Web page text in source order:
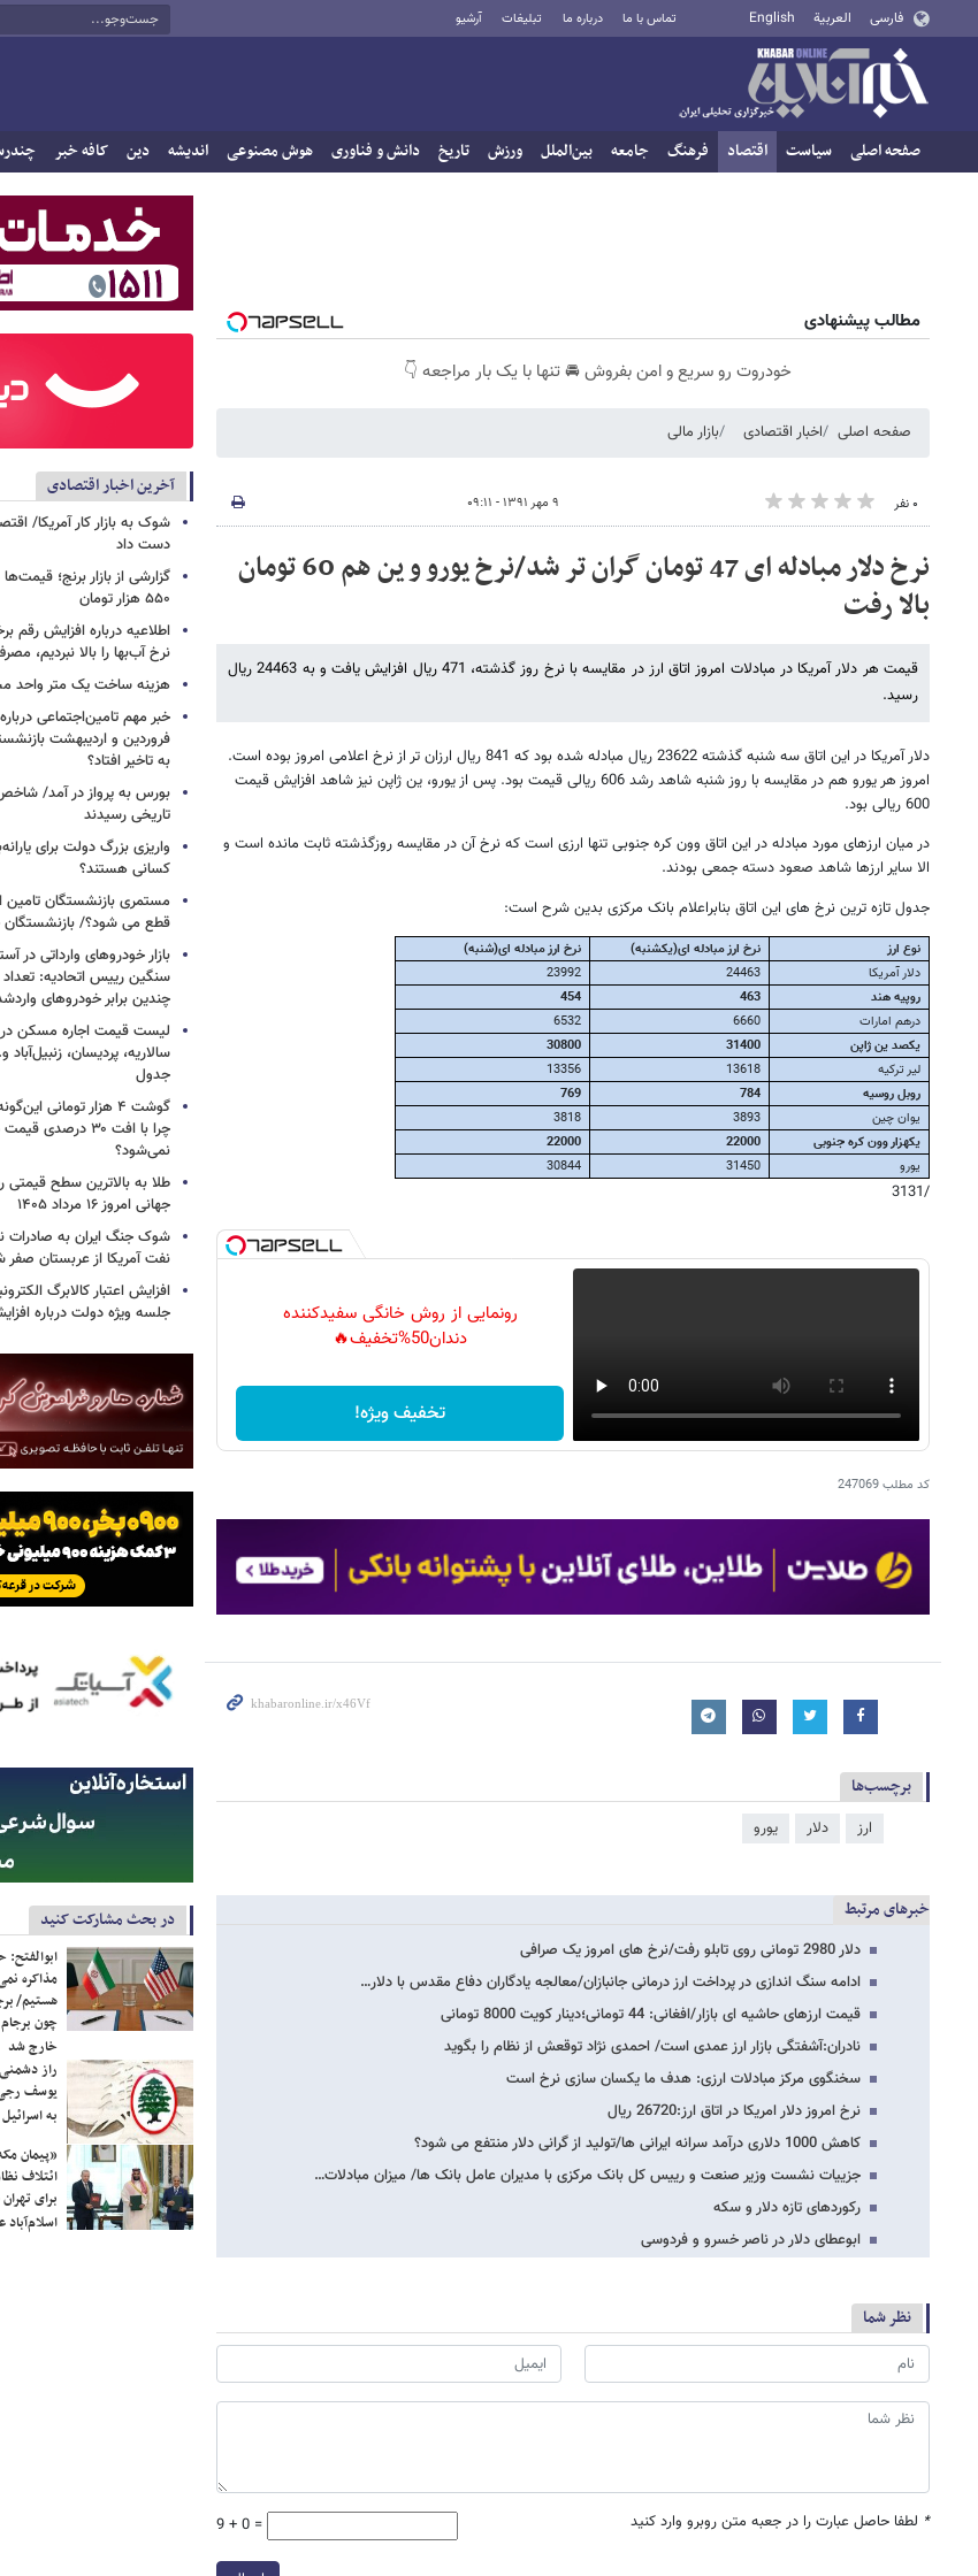
فارسی العربية English تماس با ما درباره ما تبلیغات آرشیو
صفحه اصلی سیاست اقتصاد فرهنگ جامعه بین‌الملل ورزش تاریخ دانش و فناوری هوش مصنوعی اندیشه دین کافه خبر
مطالب پیشنهادی
خودروت رو سریع و امن بفروش 🚘 تنها با یک بار مراجعه 👇
صفحه اصلی اخبار اقتصادی بازار مالی
۰ نفر ۹ مهر ۱۳۹۱ - ۰۹:۱۱
نرخ دلار مبادله ای 47 تومان گران تر شد/نرخ یورو و ین هم 60 تومان
بالا رفت
قیمت هر دلار آمریکا در مبادلات امروز اتاق ارز در مقایسه با نرخ روز گذشته، 471 ریال افزایش یافت و به 24463 ریال
رسید.
دلار آمریکا در این اتاق سه شنبه گذشته 23622 ریال مبادله شده بود که 841 ریال ارزان تر از نرخ اعلامی امروز بوده است.
امروز هر یورو هم در مقایسه با روز شنبه شاهد رشد 606 ریالی قیمت بود. پس از یورو، ین ژاپن نیز شاهد افزایش قیمت
600 ریالی بود.
در میان ارزهای مورد مبادله در این اتاق وون کره جنوبی تنها ارزی است که نرخ آن در مقایسه روزگذشته ثابت مانده است و
الا سایر ارزها شاهد صعود دسته جمعی بودند.
جدول تازه ترین نرخ های این اتاق بنابراعلام بانک مرکزی بدین شرح است:
نوع ارز نرخ ارز مبادله ای(یکشنبه)
نرخ ارز مبادله ای(شنبه)
دلار آمریکا
24463
23992
روپیه هند
463
454
درهم امارات
6660
6532
یکصد ین ژاپن
31400
30800
لیر ترکیه
13618
13356
روبل روسیه
784
769
یوان چین
3893
3818
یکهزار وون کره جنوبی
22000
22000
یورو
31450
30844
/3131
رونمایی از روش خانگی سفیدکننده
دندان50%تخفیف🔥
تخفیف ویژه!
کد مطلب247069
برچسب‌ها
ارز دلار یورو
خبرهای مرتبط
دلار 2980 تومانی روی تابلو رفت/نرخ های امروز یک صرافی
ادامه‌ سنگ اندازی در پرداخت ارز درمانی جانبازان/معالجه یادگاران دفاع مقدس با دلار…
قیمت ارزهای حاشیه ای بازار/افغانی: 44 تومانی؛دینار کویت 8000 تومانی
نادران:آشفتگی بازار ارز عمدی است/ احمدی نژاد توقعش از نظام را بگوید
سخنگوی مرکز مبادلات ارزی: هدف ما یکسان سازی نرخ است
نرخ امروز دلار امریکا در اتاق ارز:26720 ریال
کاهش 1000 دلاری درآمد سرانه ایرانی ها/تولید از گرانی دلار منتفع می شود؟
جزییات نشست وزیر صنعت و رییس کل بانک مرکزی با مدیران عامل بانک ها/ میزان مبادلات…
رکوردهای تازه دلار و سکه
ابوعطای دلار در ناصر خسرو و فردوسی
نظر شما
* لطفا حاصل عبارت را در جعبه متن روبرو وارد کنید 9 + 0 =
آخرین اخبار اقتصادی
دست داد
۵۵۰ هزار تومان
اطلاعیه درباره افزایش
نرخ آب‌بها را بالا نبردیم،
هزینه ساخت یک متر واحد
خبر مهم تامین‌اجتماعی
فروردین و اردیبهشت
به تاخیر افتاد؟
بورس به پرواز در آمد/
تاریخی رسیدند
واریزی بزرگ دولت برای
کسانی هستند؟
مستمری بازنشستگان
قطع می شود؟/ بازنشستگان
بازار خودروهای وارداتی در
سنگین رییس اتحادیه:
چندین برابر خودروهای
لیست قیمت اجاره مسکن در
سالاریه، پردیسان،
جدول
گوشت ۴ هزار تومانی
چرا با افت ۳۰
نمی‌شود؟
طلا به بالاترین سطح
جهانی امروز ۱۶ مرداد ۱۴۰۵
شوک جنگ ایران به صادرات
نفت آمریکا از عربستان صفر
افزایش اعتبار کالابرگ
جلسه ویژه دولت درباره
در بحث مشارکت کنید
مذاکره
هستیم/
چون برجام
خارج شد
راز
یوسف
به
«پیمان
ائتلاف
برای